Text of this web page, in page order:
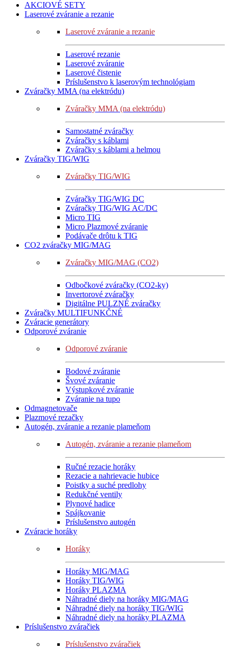
AKCIOVÉ SETY
Laserové zváranie a rezanie
Laserové zváranie a rezanie
Laserové rezanie
Laserové zváranie
Laserové čistenie
Príslušenstvo k laserovým technológiam
Zváračky MMA (na elektródu)
Zváračky MMA (na elektródu)
Samostatné zváračky
Zváračky s káblami
Zváračky s káblami a helmou
Zváračky TIG/WIG
Zváračky TIG/WIG
Zváračky TIG/WIG DC
Zváračky TIG/WIG AC/DC
Micro TIG
Micro Plazmové zváranie
Podávače drôtu k TIG
CO2 zváračky MIG/MAG
Zváračky MIG/MAG (CO2)
Odbočkové zváračky (CO2-ky)
Invertorové zváračky
Digitálne PULZNÉ zváračky
Zváračky MULTIFUNKČNÉ
Zváracie generátory
Odporové zváranie
Odporové zváranie
Bodové zváranie
Švové zváranie
Výstupkové zváranie
Zváranie na tupo
Odmagnetovače
Plazmové rezačky
Autogén, zváranie a rezanie plameňom
Autogén, zváranie a rezanie plameňom
Ručné rezacie horáky
Rezacie a nahrievacie hubice
Poistky a suché predlohy
Redukčné ventily
Plynové hadice
Spájkovanie
Príslušenstvo autogén
Zváracie horáky
Horáky
Horáky MIG/MAG
Horáky TIG/WIG
Horáky PLAZMA
Náhradné diely na horáky MIG/MAG
Náhradné diely na horáky TIG/WIG
Náhradné diely na horáky PLAZMA
Príslušenstvo zváračiek
Príslušenstvo zváračiek